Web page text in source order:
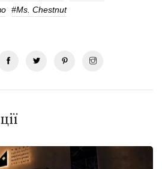
#Ms. Chestnut